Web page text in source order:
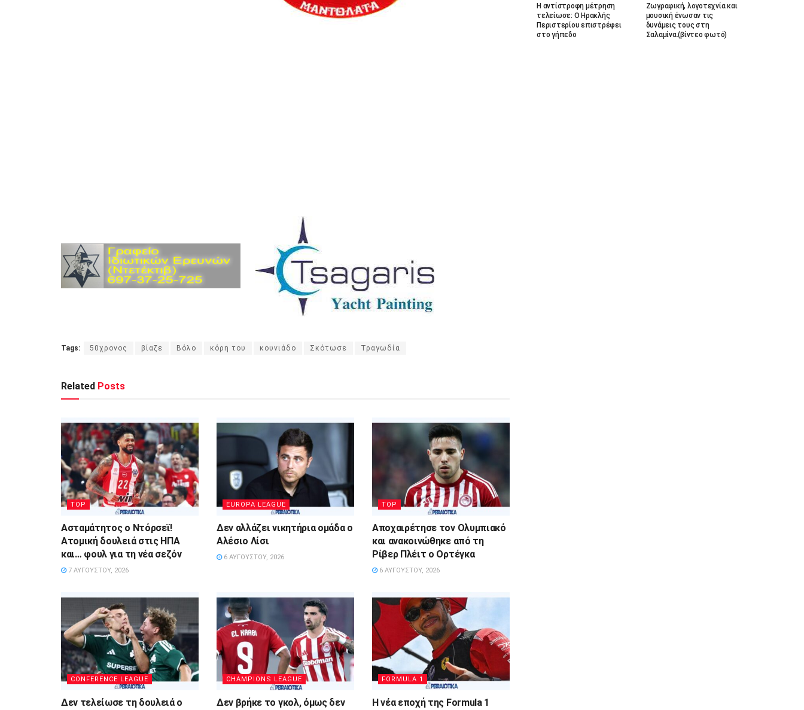
Tags: 50χρονος βίαζε Βόλο κόρη του κουνιάδο Σκότωσε Τραγωδία
Related Posts
TOP
Ασταμάτητος ο Ντόρσεϊ!
Ατομική δουλειά στις ΗΠΑ
και… φουλ για τη νέα σεζόν
7 ΑΥΓΟΎΣΤΟΥ, 2026
EUROPA LEAGUE
Δεν αλλάζει νικητήρια ομάδα ο
Αλέσιο Λίσι
6 ΑΥΓΟΎΣΤΟΥ, 2026
TOP
Αποχαιρέτησε τον Ολυμπιακό
και ανακοινώθηκε από τη
Ρίβερ Πλέιτ ο Ορτέγκα
6 ΑΥΓΟΎΣΤΟΥ, 2026
CONFERENCE LEAGUE
Δεν τελείωσε τη δουλειά ο
CHAMPIONS LEAGUE
Δεν βρήκε το γκολ, όμως δεν
FORMULA 1
Η νέα εποχή της Formula 1
Η αντίστροφη μέτρηση
τελείωσε: Ο Ηρακλής
Περιστερίου επιστρέφει
στο γήπεδο
Ζωγραφική, λογοτεχνία και
μουσική ένωσαν τις
δυνάμεις τους στη
Σαλαμίνα.(βίντεο φωτό)